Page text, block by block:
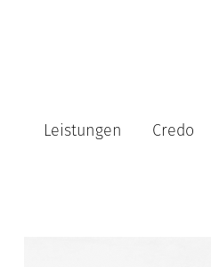
Leistungen Credo